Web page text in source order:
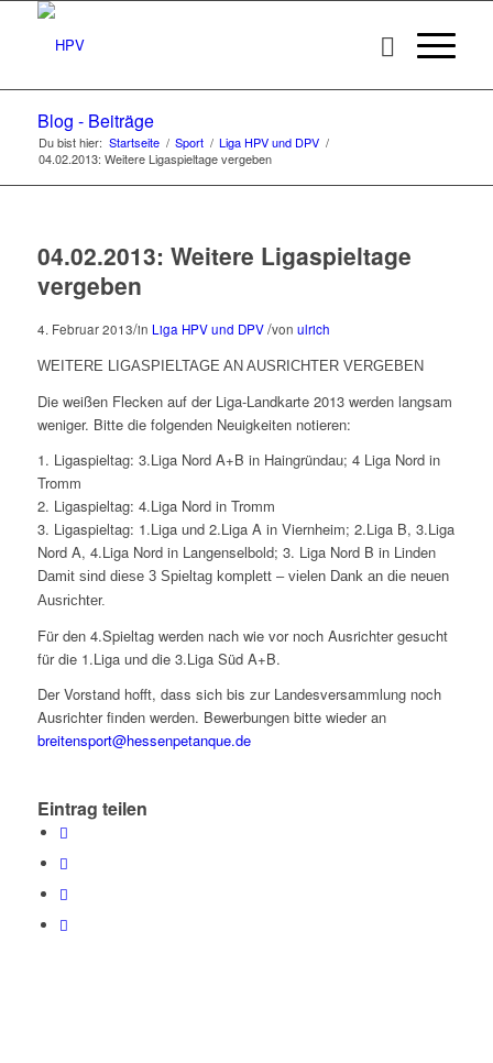
Blog - Beiträge
Du bist hier: Startseite / Sport / Liga HPV und DPV /
04.02.2013: Weitere Ligaspieltage vergeben
04.02.2013: Weitere Ligaspieltage
vergeben
4. Februar 2013/in Liga HPV und DPV /von ulrich
WEITERE LIGASPIELTAGE AN AUSRICHTER VERGEBEN
Die weißen Flecken auf der Liga-Landkarte 2013 werden langsam
weniger. Bitte die folgenden Neuigkeiten notieren:
1. Ligaspieltag: 3.Liga Nord A+B in Haingründau; 4 Liga Nord in
Tromm
2. Ligaspieltag: 4.Liga Nord in Tromm
3. Ligaspieltag: 1.Liga und 2.Liga A in Viernheim; 2.Liga B, 3.Liga
Nord A, 4.Liga Nord in Langenselbold; 3. Liga Nord B in Linden
Damit sind diese 3 Spieltag komplett – vielen Dank an die neuen
Ausrichter.
Für den 4.Spieltag werden nach wie vor noch Ausrichter gesucht
für die 1.Liga und die 3.Liga Süd A+B.
Der Vorstand hofft, dass sich bis zur Landesversammlung noch
Ausrichter finden werden. Bewerbungen bitte wieder an
breitensport@hessenpetanque.de
Eintrag teilen